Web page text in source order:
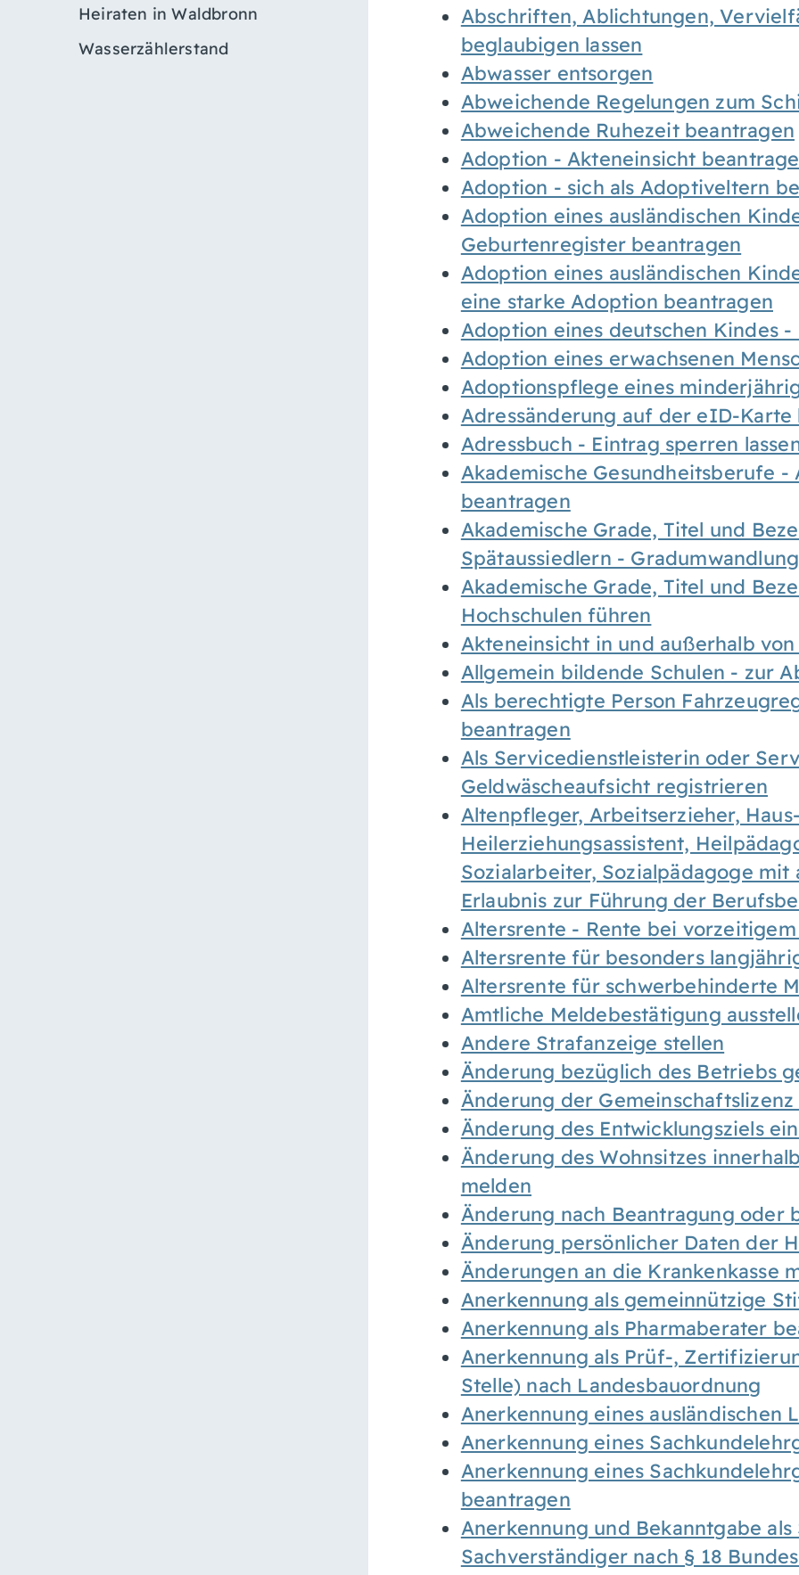
Heiraten in Waldbronn
Wasserzählerstand
Abschriften, Ablichtungen,
beglaubigen lassen
Abwasser entsorgen
Abweichende Regelungen zum
Abweichende Ruhezeit beantragen
Adoption - Akteneinsicht
Adoption - sich als Adoptiveltern
Adoption eines ausländischen
Geburtenregister beantragen
Adoption eines ausländischen
eine starke Adoption beantragen
Adoption eines deutschen Kindes
Adoption eines erwachsenen
Adoptionspflege eines
Adressänderung auf der eID-Karte
Adressbuch - Eintrag sperren
Akademische Gesundheitsberufe
beantragen
Akademische Grade, Titel und
Spätaussiedlern -
Akademische Grade, Titel und
Hochschulen führen
Akteneinsicht in und außerhalb
Allgemein bildende Schulen - zur
Als berechtigte Person
beantragen
Als Servicedienstleisterin oder
Geldwäscheaufsicht registrieren
Altenpfleger, Arbeitserzieher,
Heilerziehungsassistent,
Sozialarbeiter, Sozialpädagoge
Erlaubnis zur Führung der
Altersrente - Rente bei
Altersrente für besonders
Altersrente für schwerbehinderte
Amtliche Meldebestätigung
Andere Strafanzeige stellen
Änderung bezüglich des Betriebs
Änderung der
Änderung des Entwicklungsziels
Änderung des Wohnsitzes
melden
Änderung nach Beantragung oder
Änderung persönlicher Daten der
Änderungen an die Krankenkasse
Anerkennung als gemeinnützige
Anerkennung als Pharmaberater
Anerkennung als Prüf-,
Stelle) nach Landesbauordnung
Anerkennung eines ausländischen
Anerkennung eines
Anerkennung eines
beantragen
Anerkennung und Bekanntgabe
Sachverständiger nach § 18